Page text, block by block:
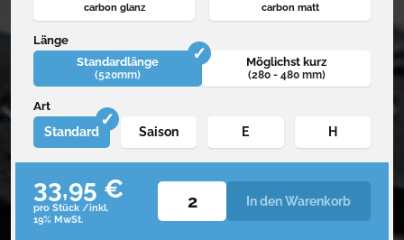
carbon glanz carbon matt
Länge
Standardlänge
(520mm)
Möglichst kurz
(280 - 480 mm)
Art
Standard Saison E H
33,95 €
pro Stück /inkl.
19% MwSt.
In den Warenkorb